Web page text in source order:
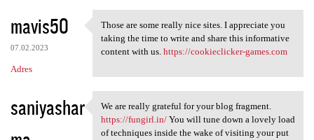
mavis50
07.02.2023
Adres
Those are some really nice
Those are some really nice sites. I appreciate you
taking the time to write and share this informative
content with us. https://cookieclicker-games.com
saniyashar We are really grateful for
We are really grateful for your blog fragment.
https://fungirl.in/You will tune down a lovely load
of techniques inside the wake of visiting your put